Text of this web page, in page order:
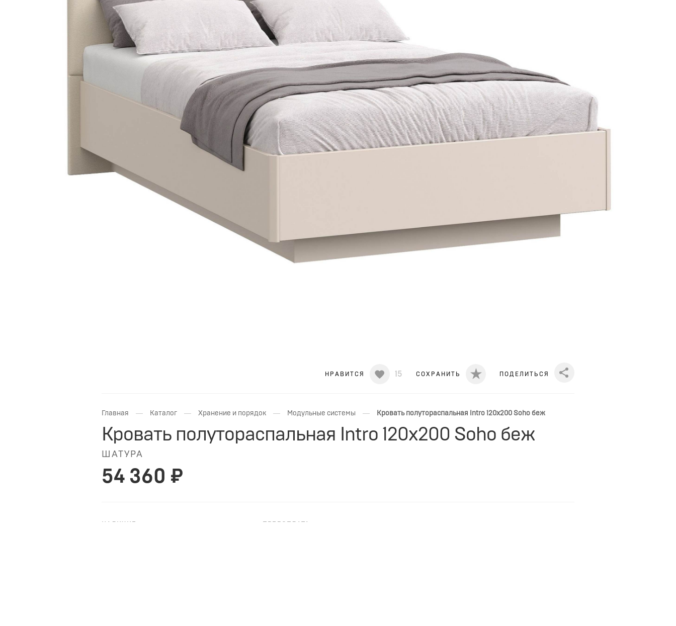
Share
ПОДЕЛИТЬСЯ
СОХРАНИТЬ
15
НРАВИТСЯ
Главная — Каталог — Хранение и порядок — Модульные системы — Кровать полутораспальная Intro 120х200 Soho беж
Кровать полутораспальная Intro 120х200 Soho беж
ШАТУРА
54 360 ₽